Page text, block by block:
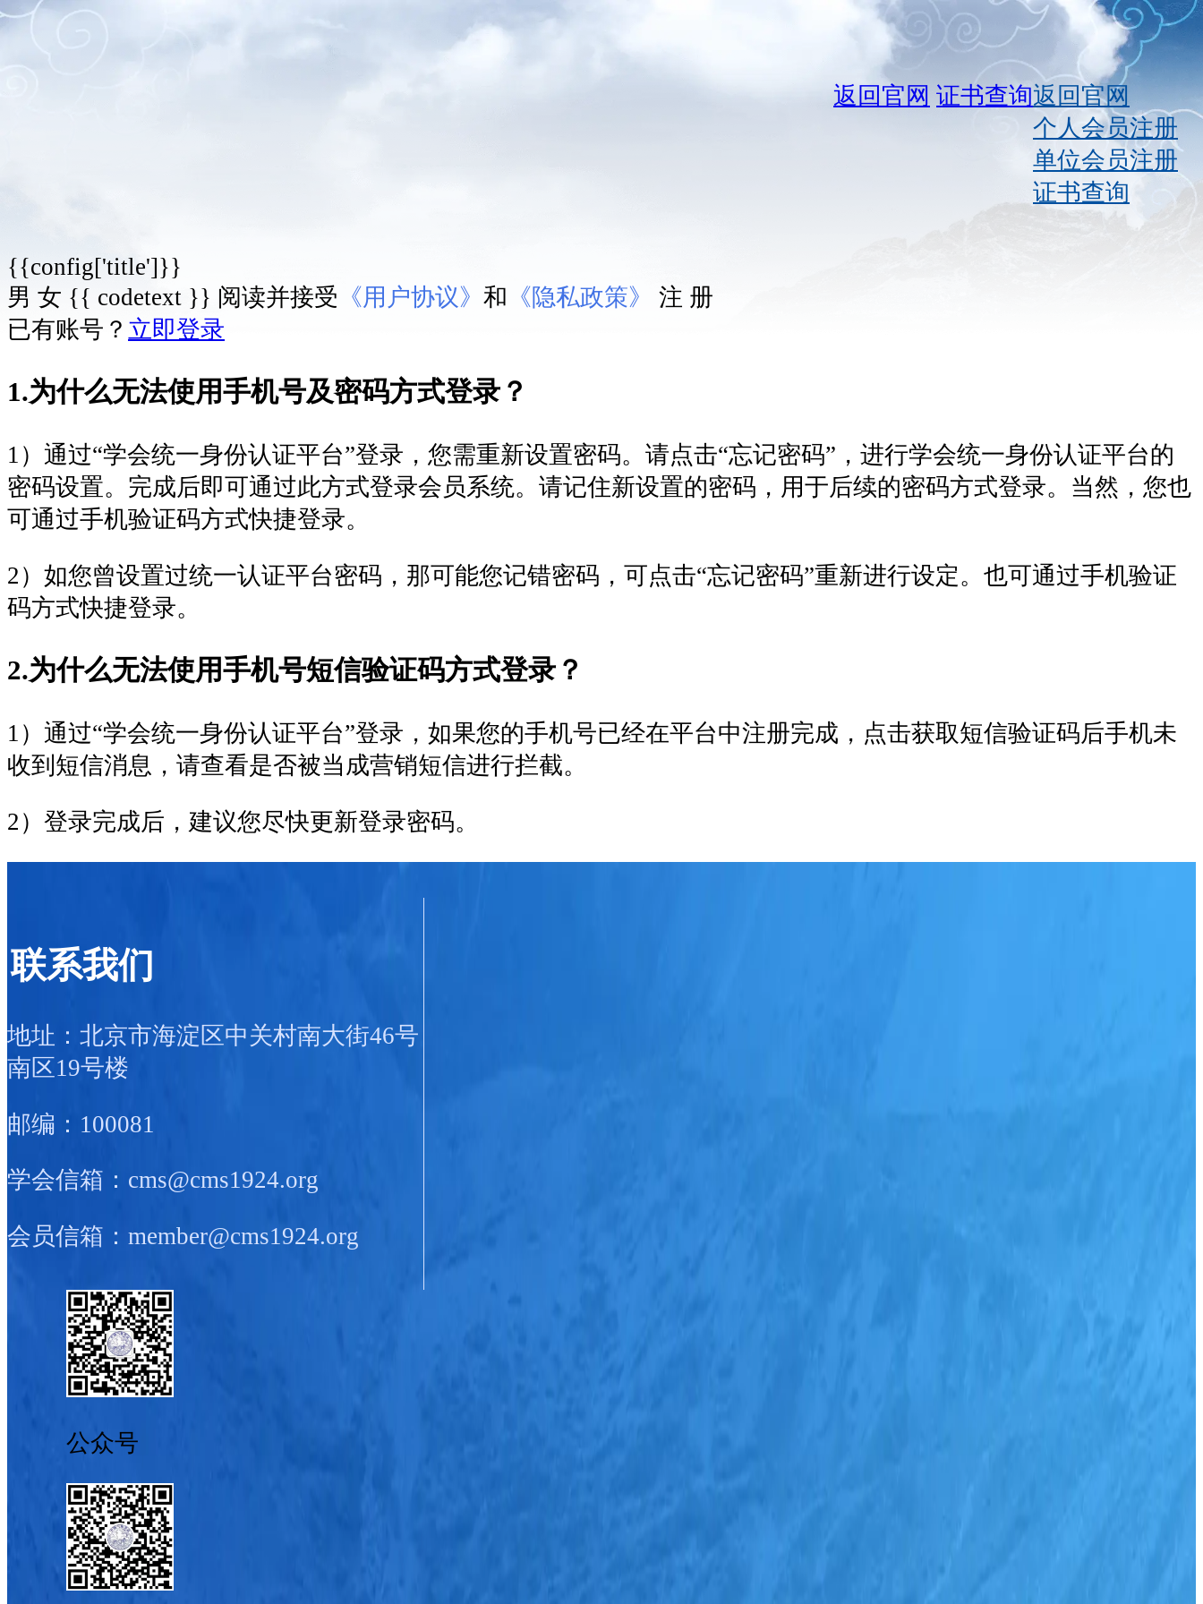
返回官网
个人会员注册
单位会员注册
证书查询
返回官网 证书查询
{{config['title']}}
男 女 {{ codetext }} 阅读并接受 《用户协议》 和 《隐私政策》
注 册
已有账号？ 立即登录
1.为什么无法使用手机号及密码方式登录？
1）通过“学会统一身份认证平台”登录，您需重新设置密码。请点击“忘记密码”，进行学会统一身份认证平台的
密码设置。完成后即可通过此方式登录会员系统。请记住新设置的密码，用于后续的密码方式登录。当然，您也
可通过手机验证码方式快捷登录。
2）如您曾设置过统一认证平台密码，那可能您记错密码，可点击“忘记密码”重新进行设定。也可通过手机验证
码方式快捷登录。
2.为什么无法使用手机号短信验证码方式登录？
1）通过“学会统一身份认证平台”登录，如果您的手机号已经在平台中注册完成，点击获取短信验证码后手机未
收到短信消息，请查看是否被当成营销短信进行拦截。
2）登录完成后，建议您尽快更新登录密码。
联系我们
地址：北京市海淀区中关村南大街46号
南区19号楼
邮编：100081
学会信箱：cms@cms1924.org
会员信箱：member@cms1924.org
公众号